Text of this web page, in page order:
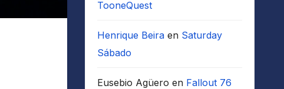
TooneQuest
Henrique Beiraen Saturday
Sábado
Eusebio Agüero en Fallout 76